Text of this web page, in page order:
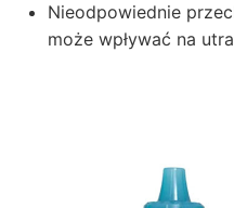
Nieodpowiednie
może wpływać na